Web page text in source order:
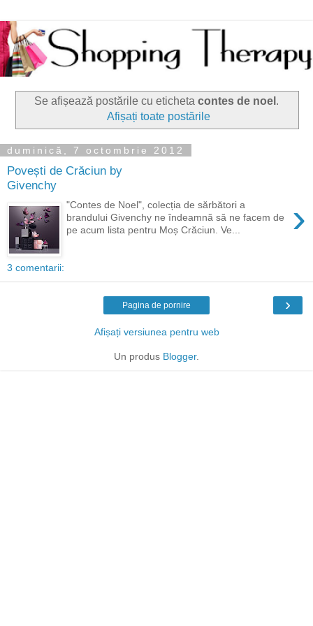
Se afișează postările cu eticheta contes de noel .
Afișați toate postările
duminică, 7 octombrie 2012
Povești de Crăciun by
Givenchy
›
"Contes de Noel", colecția de sărbători a
brandului Givenchy ne îndeamnă să ne facem de
pe acum lista pentru Moș Crăciun. Ve...
3 comentarii:
›
Pagina de pornire
Afișați versiunea pentru web
Un produs Blogger.